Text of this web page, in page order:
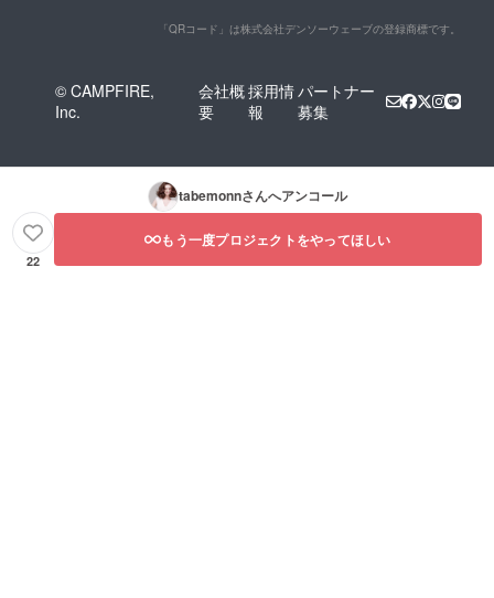
「QRコード」は株式会社デンソーウェーブの登録商標です。
© CAMPFIRE,
Inc.
会社概
要
採用情
報
パートナー
募集
tabemonnさんへアンコール
22
もう一度プロジェクトをやってほしい